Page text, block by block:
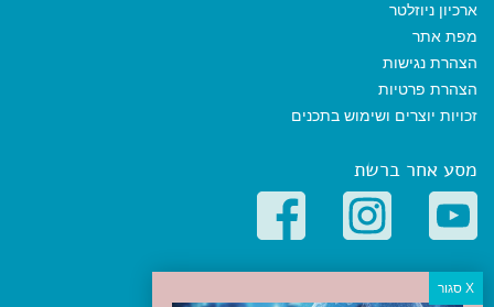
ארכיון ניוזלטר
מפת אתר
הצהרת נגישות
הצהרת פרטיות
זכויות יוצרים ושימוש בתכנים
מסע אחר ברשת
קטגוריות פופולריות